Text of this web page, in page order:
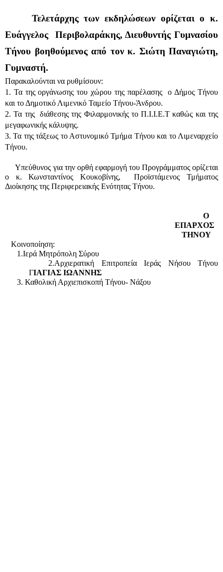
Ευάγγελος  Περιβολαράκης, Διευθυντής Γυμνασίου
Τήνου βοηθούμενος από τον κ. Σιώτη Παναγιώτη,
Γυμναστή.
Παρακαλούνται να ρυθμίσουν:
1. Τα της οργάνωσης του χώρου της παρέλασης  ο Δήμος Τήνου
και το Δημοτικό Λιμενικό Ταμείο Τήνου-Άνδρου.
2. Τα της  διάθεσης της Φιλαρμονικής το Π.Ι.Ι.Ε.Τ καθώς και της
μεγαφωνικής κάλυψης.
3. Τα της τάξεως το Αστυνομικό Τμήμα Τήνου και το Λιμεναρχείο
Τήνου.
ο κ. Κωνσταντίνος Κουκοβίνης,  Προϊστάμενος Τμήματος
Διοίκησης της Περιφερειακής Ενότητας Τήνου.
Ο
ΕΠΑΡΧΟΣ
ΤΗΝΟΥ
Κοινοποίηση:
1.Ιερά Μητρόπολη Σύρου
2.Αρχιερατική Επιτροπεία Ιεράς Νήσου Τήνου
ΓΙΑΓΙΑΣ ΙΩΑΝΝΗΣ
3. Καθολική Αρχιεπισκοπή Τήνου- Νάξου